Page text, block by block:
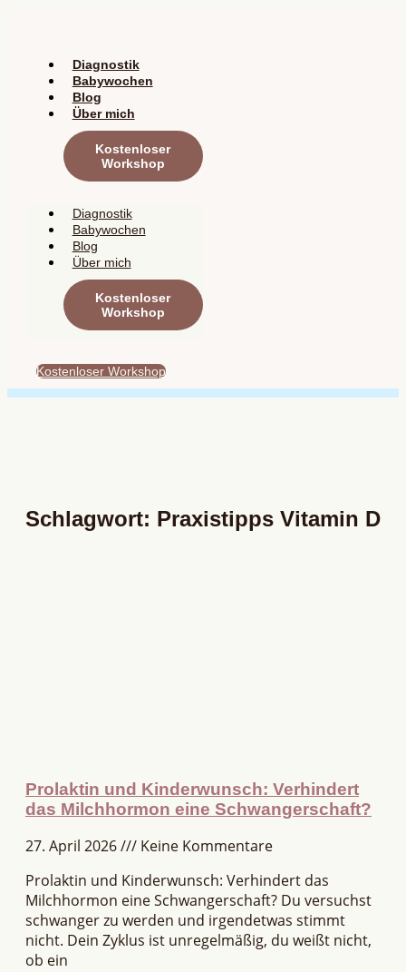
Diagnostik
Babywochen
Blog
Über mich
Kostenloser
Workshop
Diagnostik
Babywochen
Blog
Über mich
Kostenloser
Workshop
Kostenloser Workshop
Schlagwort: Praxistipps Vitamin D
Prolaktin und Kinderwunsch: Verhindert
das Milchhormon eine Schwangerschaft?
27. April 2026
Keine Kommentare
Prolaktin und Kinderwunsch: Verhindert das
Milchhormon eine Schwangerschaft? Du versuchst
schwanger zu werden und irgendetwas stimmt
nicht. Dein Zyklus ist unregelmäßig, du weißt nicht,
ob ein